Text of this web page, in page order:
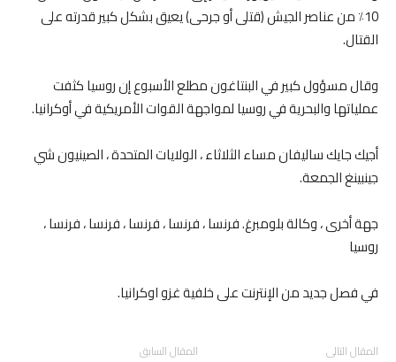
10٪ من عناصر الجيش (قتلى أو جرحى) يعيق بشكل كبير قدرته على
القتال.
وقال مسؤول كبير في البنتاغون مطلع الأسبوع إن روسيا كثفت
عملياتها والبحرية في روسيا لمواجهة القوات الأمريكية في أوكرانيا.
أجيك جايك ساليفان مساء الثلاثاء ، الولايات المتحدة ، الصينيون شي
جينبينغ الجمعة.
جهة أخرى ، وكالة بلومبرغ. فرنسا ، فرنسا ، فرنسا ، فرنسا ، فرنسا ،
روسيا
في فصل جديد من الإنترنت على خلفية غزو اوكرانيا.
المقال السابق المقال التالى